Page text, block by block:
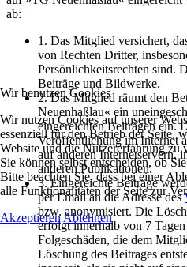
ab:
1. Das Mitglied versichert,
von Rechten Dritter,
Persönlichkeitsrechten sind.
Beiträge und Bildwerke.
2. Das Mitglied räumt den
Neuenhaßlau« ein
eingereichten Beiträgen ein.
Veröffentlichung im Internet
auf anderen Internetservern,
anderen Publikationen.
3. Eingereichte Beiträge
per Email an die Adresse des
bzw. anonymisiert. Die
erfolgt innerhalb von 7
Folgeschäden, die dem
Löschung des Beitrages
Wir benutzen Cookies
Wir nutzen Cookies auf unserer
essenziell für den Betrieb der Seite,
Website und die Nutzererfahrung zu
Sie können selbst entscheiden, ob
Bitte beachten Sie, dass bei einer
alle Funktionalitäten der Seite zur
Akzeptieren Ablehnen